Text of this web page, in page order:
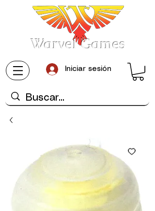
Warvel Games
Iniciar sesión